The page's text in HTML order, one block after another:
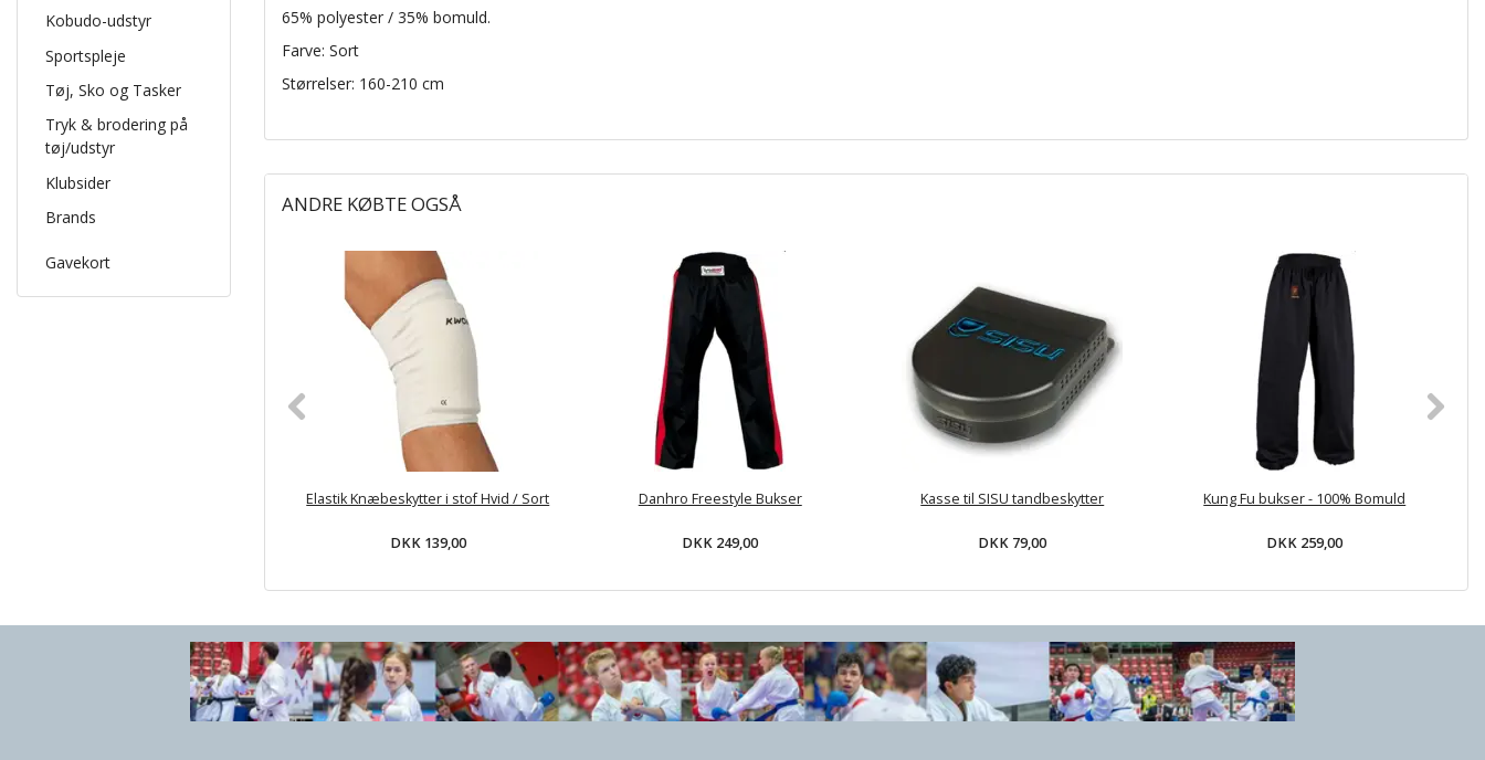
Kobudo-udstyr
Sportspleje
Tøj, Sko og Tasker
Tryk & brodering på
tøj/udstyr
Klubsider
Brands
Gavekort
65% polyester / 35% bomuld.
Farve: Sort
Størrelser: 160-210 cm
ANDRE KØBTE OGSÅ
Elastik Knæbeskytter i stof Hvid / Sort
DKK 139,00
Danhro Freestyle Bukser
DKK 249,00
Kasse til SISU tandbeskytter
DKK 79,00
Kung Fu bukser - 100% Bomuld
DKK 259,00